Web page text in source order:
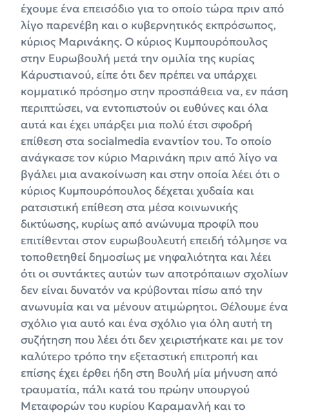
έχουμε ένα επεισόδιο για το οποίο τώρα πριν από
λίγο παρενέβη και ο κυβερνητικός εκπρόσωπος,
κύριος Μαρινάκης. Ο κύριος Κυμπουρόπουλος
στην Ευρωβουλή μετά την ομιλία της κυρίας
Κάρυστιανού, είπε ότι δεν πρέπει να υπάρχει
κομματικό πρόσημο στην προσπάθεια να, εν πάση
περιπτώσει, να εντοπιστούν οι ευθύνες και όλα
αυτά και έχει υπάρξει μια πολύ έτσι σφοδρή
επίθεση στα socialmedia εναντίον του. Το οποίο
ανάγκασε τον κύριο Μαρινάκη πριν από λίγο να
βγάλει μια ανακοίνωση και στην οποία λέει ότι ο
κύριος Κυμπουρόπουλος δέχεται χυδαία και
ρατσιστική επίθεση στα μέσα κοινωνικής
δικτύωσης, κυρίως από ανώνυμα προφίλ που
επιτίθενται στον ευρωβουλευτή επειδή τόλμησε να
τοποθετηθεί δημοσίως με νηφαλιότητα και λέει
ότι οι συντάκτες αυτών των αποτρόπαιων σχολίων
δεν είναι δυνατόν να κρύβονται πίσω από την
ανωνυμία και να μένουν ατιμώρητοι. Θέλουμε ένα
σχόλιο για αυτό και ένα σχόλιο για όλη αυτή τη
συζήτηση που λέει ότι δεν χειριστήκατε και με τον
καλύτερο τρόπο την εξεταστική επιτροπή και
επίσης έχει έρθει ήδη στη Βουλή μία μήνυση από
τραυματία, πάλι κατά του πρώην υπουργού
Μεταφορών του κυρίου Καραμανλή και το